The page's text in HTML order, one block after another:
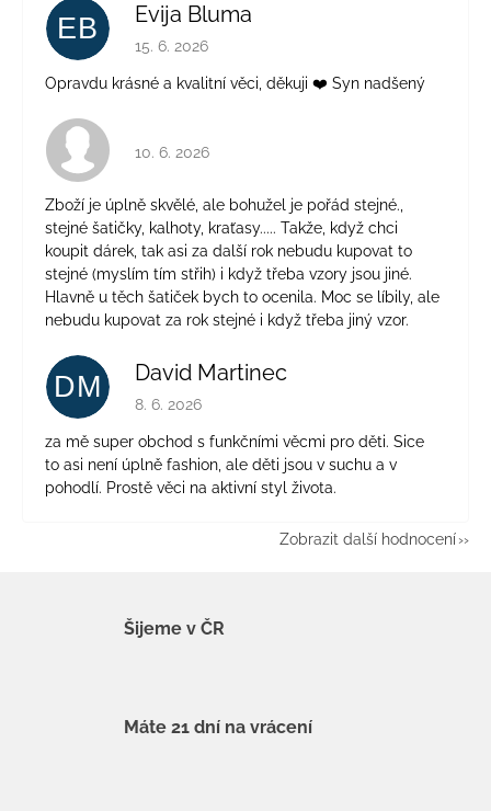
EB Evija Bluma
Hodnocení obchodu je 5 z 5 hvězdiček.
15. 6. 2026
Opravdu krásné a kvalitní věci, děkuji ❤️ Syn nadšený
Hodnocení obchodu je 4 z 5 hvězdiček.
10. 6. 2026
Zboží je úplně skvělé, ale bohužel je pořád stejné.,
stejné šatičky, kalhoty, kraťasy..... Takže, když chci
koupit dárek, tak asi za další rok nebudu kupovat to
stejné (myslím tím střih) i když třeba vzory jsou jiné.
Hlavně u těch šatiček bych to ocenila. Moc se líbily, ale
nebudu kupovat za rok stejné i když třeba jiný vzor.
DM David Martinec
Hodnocení obchodu je 5 z 5 hvězdiček.
8. 6. 2026
za mě super obchod s funkčními věcmi pro děti. Sice
to asi není úplně fashion, ale děti jsou v suchu a v
pohodlí. Prostě věci na aktivní styl života.
Zobrazit další hodnocení
Šijeme v ČR
Máte 21 dní na vrácení